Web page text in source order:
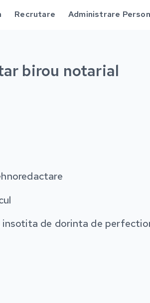
Recrutare Administrare
birou notarial
de dorinta de